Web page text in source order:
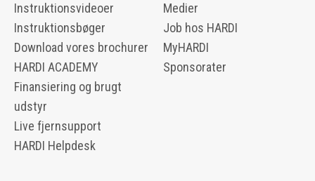
Instruktionsvideoer
Instruktionsbøger
Download vores brochurer
HARDI ACADEMY
Finansiering og brugt
udstyr
Live fjernsupport
HARDI Helpdesk
Medier
Job hos HARDI
MyHARDI
Sponsorater